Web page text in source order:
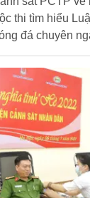
thi tìm hiểu
đá chuyên
túy. Đại tá,
Học viện tham